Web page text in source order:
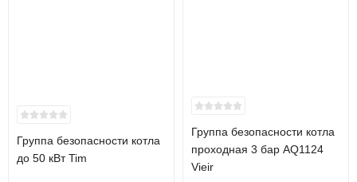
Группа безопасности котла
до 50 кВт Tim
Группа безопасности котла
проходная 3 бар AQ1124
Vieir